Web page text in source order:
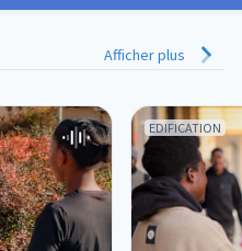
Afficher plus
EDIFICATION